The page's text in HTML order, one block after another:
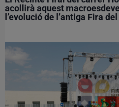
acollirà aquest
l’evolució de l’antiga Fira